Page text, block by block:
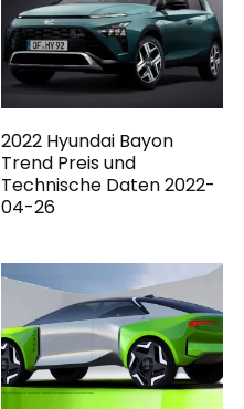
2022 Hyundai Bayon
Trend Preis und
Technische Daten 2022-
04-26